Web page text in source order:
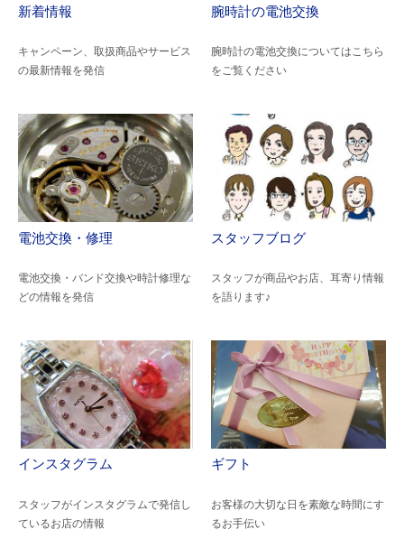
新着情報
キャンペーン、取扱商品やサービス
の最新情報を発信
腕時計の電池交換
腕時計の電池交換についてはこちら
をご覧ください
電池交換・修理
電池交換・バンド交換や時計修理な
どの情報を発信
スタッフブログ
スタッフが商品やお店、耳寄り情報
を語ります♪
インスタグラム
スタッフがインスタグラムで発信し
ているお店の情報
ギフト
お客様の大切な日を素敵な時間にす
るお手伝い